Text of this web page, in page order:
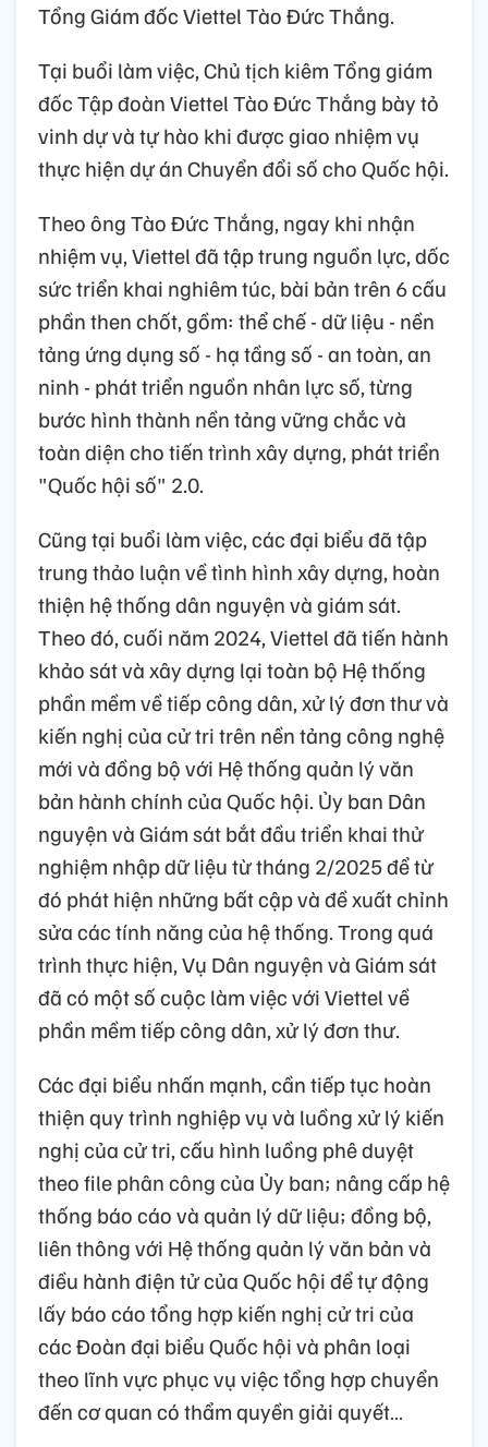
Tổng Giám đốc Viettel Tào Đức Thắng.
Tại buổi làm việc, Chủ tịch kiêm Tổng giám
đốc Tập đoàn Viettel Tào Đức Thắng bày tỏ
vinh dự và tự hào khi được giao nhiệm vụ
thực hiện dự án Chuyển đổi số cho Quốc hội.
Theo ông Tào Đức Thắng, ngay khi nhận
nhiệm vụ, Viettel đã tập trung nguồn lực, dốc
sức triển khai nghiêm túc, bài bản trên 6 cấu
phần then chốt, gồm: thể chế - dữ liệu - nền
tảng ứng dụng số - hạ tầng số - an toàn, an
ninh - phát triển nguồn nhân lực số, từng
bước hình thành nền tảng vững chắc và
toàn diện cho tiến trình xây dựng, phát triển
"Quốc hội số" 2.0.
Cũng tại buổi làm việc, các đại biểu đã tập
trung thảo luận về tình hình xây dựng, hoàn
thiện hệ thống dân nguyện và giám sát.
Theo đó, cuối năm 2024, Viettel đã tiến hành
khảo sát và xây dựng lại toàn bộ Hệ thống
phần mềm về tiếp công dân, xử lý đơn thư và
kiến nghị của cử tri trên nền tảng công nghệ
mới và đồng bộ với Hệ thống quản lý văn
bản hành chính của Quốc hội. Ủy ban Dân
nguyện và Giám sát bắt đầu triển khai thử
nghiệm nhập dữ liệu từ tháng 2/2025 để từ
đó phát hiện những bất cập và đề xuất chỉnh
sửa các tính năng của hệ thống. Trong quá
trình thực hiện, Vụ Dân nguyện và Giám sát
đã có một số cuộc làm việc với Viettel về
phần mềm tiếp công dân, xử lý đơn thư.
Các đại biểu nhấn mạnh, cần tiếp tục hoàn
thiện quy trình nghiệp vụ và luồng xử lý kiến
nghị của cử tri, cấu hình luồng phê duyệt
theo file phân công của Ủy ban; nâng cấp hệ
thống báo cáo và quản lý dữ liệu; đồng bộ,
liên thông với Hệ thống quản lý văn bản và
điều hành điện tử của Quốc hội để tự động
lấy báo cáo tổng hợp kiến nghị cử tri của
các Đoàn đại biểu Quốc hội và phân loại
theo lĩnh vực phục vụ việc tổng hợp chuyển
đến cơ quan có thẩm quyền giải quyết…